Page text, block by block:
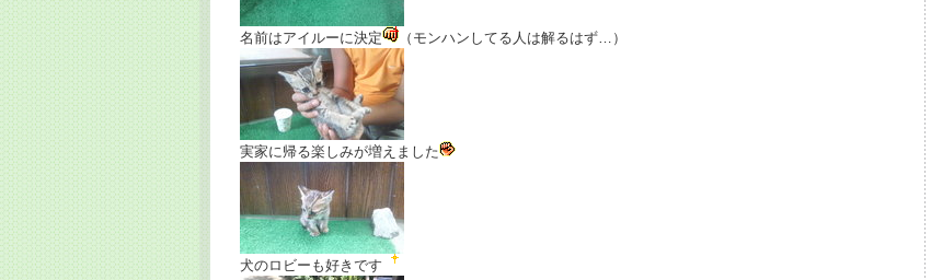
名前はアイルーに決定 （モンハンしてる人は解るはず…）
実家に帰る楽しみが増えました
犬のロビーも好きです